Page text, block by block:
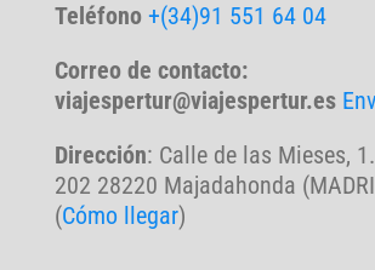
Teléfono +(34)91 551 64 04
Correo de contacto:
viajespertur@viajespertur.es
Dirección: Calle de las Mieses,
202 28220 Majadahonda
(Cómo llegar)